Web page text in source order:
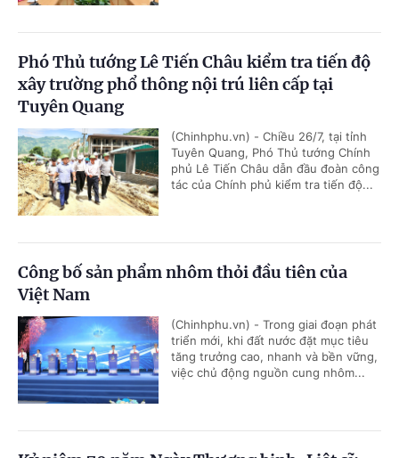
Phó Thủ tướng Lê Tiến Châu kiểm tra tiến độ
xây trường phổ thông nội trú liên cấp tại
Tuyên Quang
(Chinhphu.vn) - Chiều 26/7, tại tỉnh
Tuyên Quang, Phó Thủ tướng Chính
phủ Lê Tiến Châu dẫn đầu đoàn công
tác của Chính phủ kiểm tra tiến độ...
Công bố sản phẩm nhôm thỏi đầu tiên của
Việt Nam
(Chinhphu.vn) - Trong giai đoạn phát
triển mới, khi đất nước đặt mục tiêu
tăng trưởng cao, nhanh và bền vững,
việc chủ động nguồn cung nhôm...